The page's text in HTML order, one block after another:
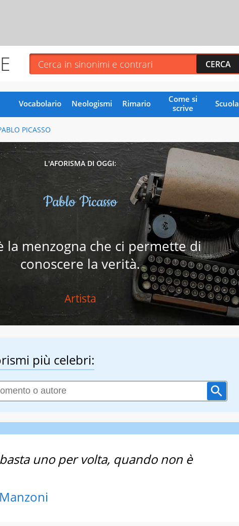
Vocabolario Neologismi Rimario
Come si
scrive
Scuola
PICASSO
L'AFORISMA DI OGGI:
Pablo Picasso
la menzogna che ci permette di
conoscere la verità.
Artista
più celebri:
uno per volta, quando non è